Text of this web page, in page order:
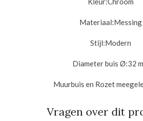
Materiaal:Messing
Stijl:Modern
Diameter buis Ø:32
Muurbuis en Rozet
Vragen over dit